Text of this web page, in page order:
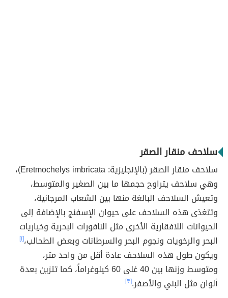
سلاحف منقار الصقر
سلاحف منقار الصقر (بالإنجليزية: Eretmochelys imbricata)،
وهي سلاحف يتراوح حجمها ما بين الصغير والمتوسط،
وتعيش السلاحف البالغة منها بين الشعاب المرجانية،
وتتغذى هذه السلاحف على حيوان الإسفنج بالإضافة إلى
الحيوانات اللافقارية الأخرى مثل النافورات البحرية وخياريات
البحر والرخويات ونجوم البحر والسرطانات وبعض الطحالب،[١]
ويكون طول هذه السلاحف عادة أقل من واحد متر،
ومتوسط وزنها بين 40 غلى 60 كيلوغراماً، كما تتزين بعدة
ألوان مثل البني والأصفر.[٣]